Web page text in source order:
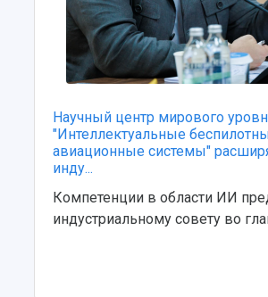
Научный центр мирового
"Интеллектуальные
авиационные системы"
инду...
Компетенции в области ИИ
индустриальному совету во